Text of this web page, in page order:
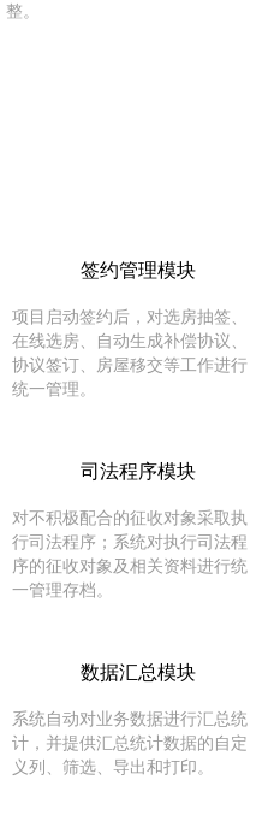
整。
签约管理模块
项目启动签约后，对选房抽签、
在线选房、自动生成补偿协议、
协议签订、房屋移交等工作进行
统一管理。
司法程序模块
对不积极配合的征收对象采取执
行司法程序；系统对执行司法程
序的征收对象及相关资料进行统
一管理存档。
数据汇总模块
系统自动对业务数据进行汇总统
计，并提供汇总统计数据的自定
义列、筛选、导出和打印。